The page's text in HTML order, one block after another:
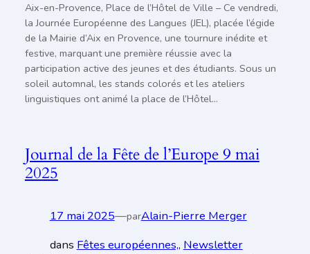
Aix-en-Provence, Place de l’Hôtel de Ville – Ce vendredi,
la Journée Européenne des Langues (JEL), placée l’égide
de la Mairie d’Aix en Provence, une tournure inédite et
festive, marquant une première réussie avec la
participation active des jeunes et des étudiants. Sous un
soleil automnal, les stands colorés et les ateliers
linguistiques ont animé la place de l’Hôtel…
Journal de la Fête de l’Europe 9 mai
2025
17 mai 2025—parAlain-Pierre Merger
dans Fêtes européennes,, Newsletter